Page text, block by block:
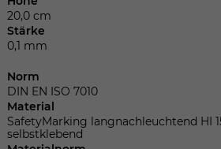
20,0 cm
Stärke
0,1 mm
Norm
DIN EN ISO 7010
Material
SafetyMarking langnachleuchtend HI
selbstklebend
Zweck
Name